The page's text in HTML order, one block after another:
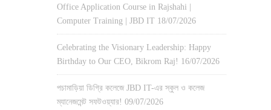
Office Application Course in Rajshahi |
Computer Training | JBD IT 18/07/2026
Celebrating the Visionary Leadership: Happy
Birthday to Our CEO, Bikrom Raj! 16/07/2026
পচামাড়িয়া ডিগ্রি কলেজে JBD IT-এর স্কুল ও কলেজ
ম্যানেজমেন্ট সফটওয়্যার! 09/07/2026